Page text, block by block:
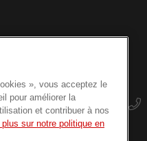
», vous acceptez le
pour améliorer la
et contribuer à nos
sur notre politique en